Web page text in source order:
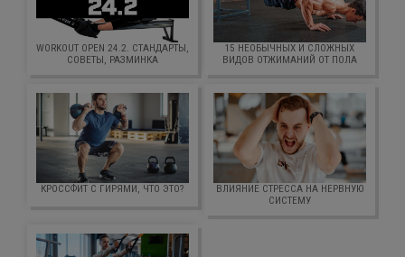
WORKOUT OPEN 24.2. СТАНДАРТЫ,
СОВЕТЫ, РАЗМИНКА
15 НЕОБЫЧНЫХ И СЛОЖНЫХ
ВИДОВ ОТЖИМАНИЙ ОТ ПОЛА
КРОССФИТ С ГИРЯМИ, ЧТО ЭТО?
ВЛИЯНИЕ СТРЕССА НА НЕРВНУЮ
СИСТЕМУ